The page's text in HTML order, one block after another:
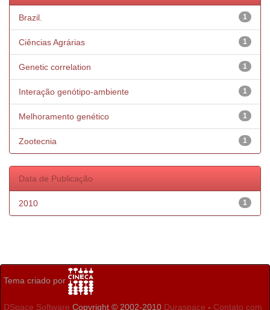
1
Brazil.
1
Ciências Agrárias
1
Genetic correlation
1
Interação genótipo-ambiente
1
Melhoramento genético
1
Zootecnia
Data de Publicação
1
2010
Tema criado por
DSpace Software Copyright © 2002-2010 Duraspace - Contato com